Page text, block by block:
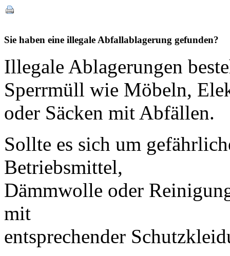
Sie haben eine illegale Abfallablagerung gefunden?
Illegale Ablagerungen
Sperrmüll wie Möbeln,
oder Säcken mit Abfällen.
Sollte es sich um
Betriebsmittel,
Dämmwolle oder
mit
entsprechender